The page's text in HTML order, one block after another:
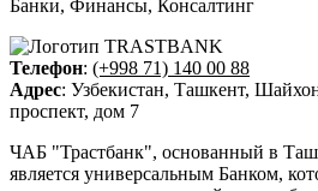
Банки, Финансы, Консалтинг
Телефон: (+998 71) 140 00 88
Адрес: Узбекистан, Ташкент,
проспект, дом 7
ЧАБ "Трастбанк", основанный в
является универсальным Банком,